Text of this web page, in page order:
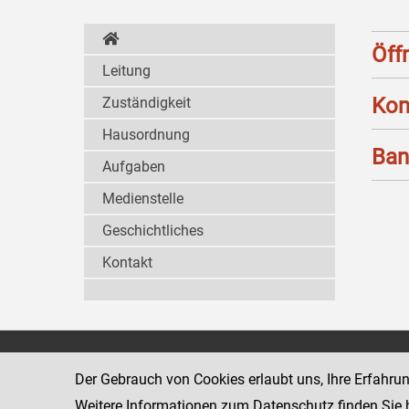
Leitung
Zuständigkeit
Hausordnung
Aufgaben
Medienstelle
Geschichtliches
Kontakt
Der Gebrauch von Cookies erlaubt uns, Ihre